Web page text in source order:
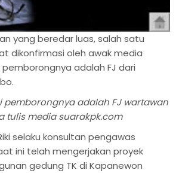
yang beredar luas, salah satu
dikonfirmasi oleh awak media
adalah FJ dari
pemborongnya adalah FJ wartawan
tulis media suarakpk.com
selaku konsultan pengawas
ini telah mengerjakan proyek
gedung TK di Kapanewon